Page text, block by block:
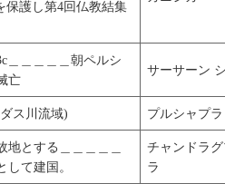
護し第4回仏教結集
＿＿＿＿＿朝ペルシ
亡
サーサーン
ス川流域) プルシャプラ
地とする＿＿＿＿＿
して建国。
チャンドラ
ラ